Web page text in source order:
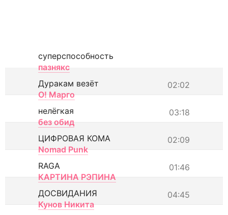
суперспособность
пазнякс
02:02
Дуракам везёт
О! Марго
03:18
нелёгкая
без обид
02:09
ЦИФРОВАЯ КОМА
Nomad Punk
01:46
RAGA
КАРТИНА РЭПИНА
04:45
ДОСВИДАНИЯ
Кунов Никита